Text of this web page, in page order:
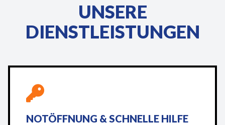
UNSERE
DIENSTLEISTUNGEN
NOTÖFFNUNG & SCHNELLE HILFE